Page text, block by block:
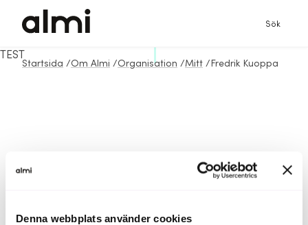
Denna webbplats använder cookies
Sök
Startsida /Om Almi /Organisation /Mitt / Fredrik Kuoppa
TEST